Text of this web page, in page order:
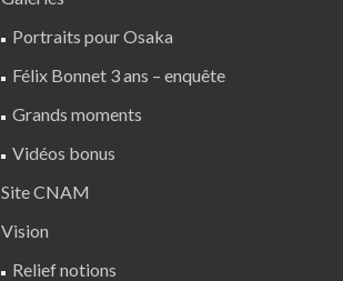
Portraits pour Osaka
Félix Bonnet 3 ans – enquête
Grands moments
Vidéos bonus
Site CNAM
Vision
Relief notions